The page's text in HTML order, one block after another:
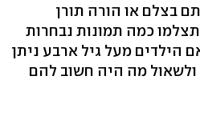
בצלם או הורה תורן
כמה תמונות נבחרות
הילדים מעל גיל ארבע ניתן
מה היה חשוב להם